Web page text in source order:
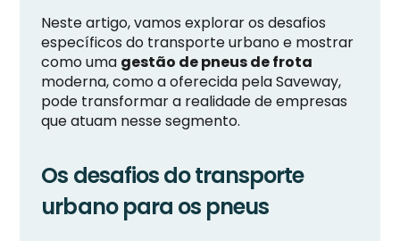
Neste artigo, vamos explorar os desafios
específicos do transporte urbano e mostrar
como uma gestão de pneus de frota
moderna, como a oferecida pela Saveway,
pode transformar a realidade de empresas
que atuam nesse segmento.
Os desafios do transporte
urbano para os pneus